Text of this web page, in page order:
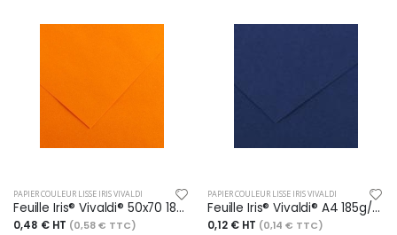
PAPIER COULEUR LISSE IRIS VIVALDI
Feuille Iris® Vivaldi® 50x70 185g/m², coloris clémentine 8
0,48 € HT (0,58 € TTC)
PAPIER COULEUR LISSE IRIS VIVALDI
Feuille Iris® Vivaldi® A4 185g/m², coloris outremer 24
0,12 € HT (0,14 € TTC)